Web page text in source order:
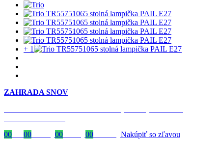
+ 1
ZAHRADA SNOV
00
00 00 00 Nakúpiť so zľavou